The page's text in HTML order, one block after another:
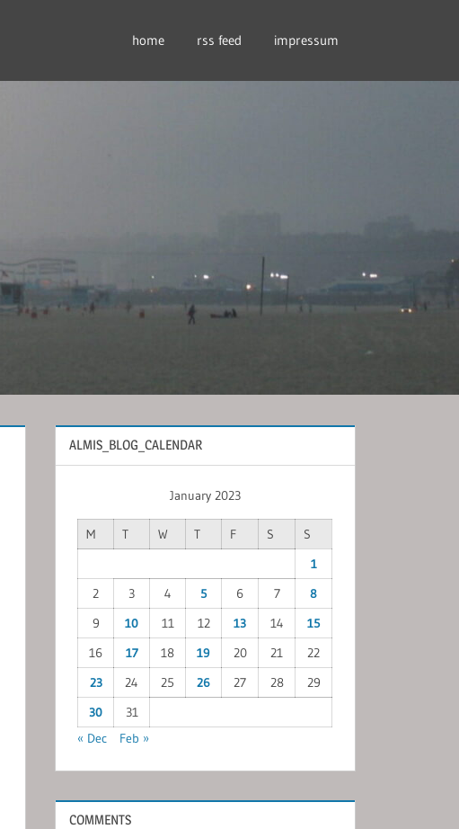
home rss feed impressum
ALMIS_BLOG_CALENDAR
January 2023
M T W T F S
S
1
2
3 4 5 6 7
8
9
10 11 12 13 14
15
16
17 18 19 20 21
22
23
24 25 26 27 28
29
30
31
« Dec
Feb »
COMMENTS